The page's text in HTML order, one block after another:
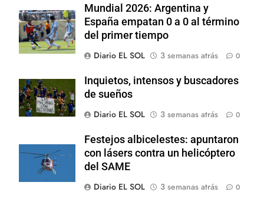
Mundial 2026: Argentina y
España empatan 0 a 0 al término
del primer tiempo
Diario EL SOL
3 semanas atrás 0
Inquietos, intensos y buscadores
de sueños
Diario EL SOL
3 semanas atrás 0
Festejos albicelestes: apuntaron
con lásers contra un helicóptero
del SAME
Diario EL SOL
3 semanas atrás 0